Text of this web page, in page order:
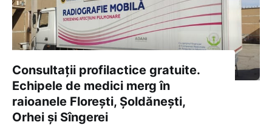
Consultații profilactice gratuite.
Echipele de medici merg în
raioanele Florești, Șoldănești,
Orhei și Sîngerei